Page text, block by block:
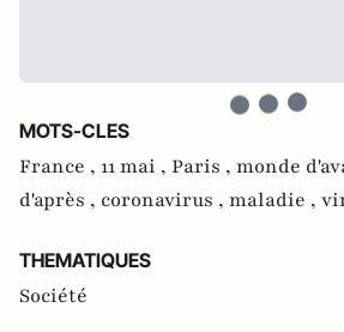
MOTS-CLES
France , 11 mai , Paris , monde
d'après , coronavirus , maladie ,
THEMATIQUES
Société